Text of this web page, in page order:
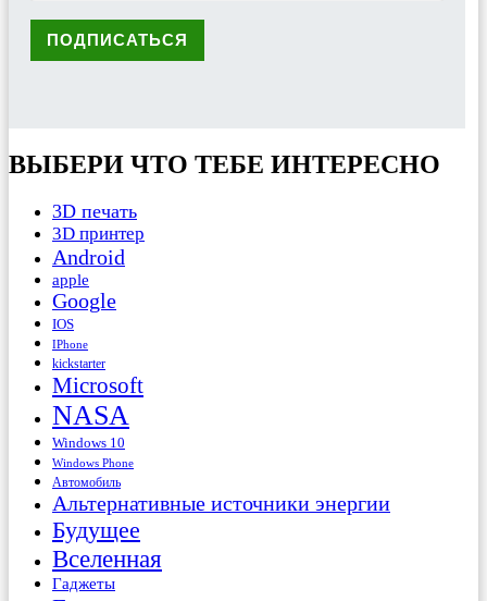
ВЫБЕРИ ЧТО ТЕБЕ ИНТЕРЕСНО
3D печать
3D принтер
Android
apple
Google
IOS
IPhone
kickstarter
Microsoft
NASA
Windows 10
Windows Phone
Автомобиль
Альтернативные источники энергии
Будущее
Вселенная
Гаджеты